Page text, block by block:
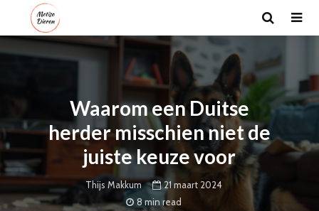
Waarom een Duitse
herder misschien niet de
juiste keuze voor
Thijs Makkum
21 maart 2024
8 min read